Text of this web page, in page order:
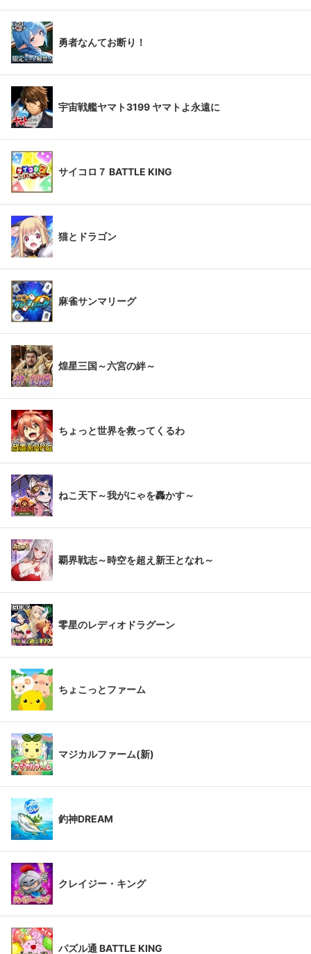
勇者なんてお断り！
宇宙戦艦ヤマト3199 ヤマトよ永遠に
サイコロ７ BATTLE KING
猫とドラゴン
麻雀サンマリーグ
煌星三国～六宮の絆～
ちょっと世界を救ってくるわ
ねこ天下～我がにゃを轟かす～
覇界戦志～時空を超え新王となれ～
零星のレディオドラグーン
ちょこっとファーム
マジカルファーム(新)
釣神DREAM
クレイジー・キング
パズル通 BATTLE KING